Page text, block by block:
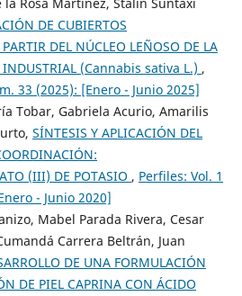
DE CUBIERTOS
DEL NÚCLEO LEÑOSO DE LA
INDUSTRIAL (Cannabis sativa L.) ,
33 (2025): [Enero - Junio 2025]
Tobar, Gabriela Acurio, Amarilis
SÍNTESIS Y APLICACIÓN DEL
(III) DE POTASIO , Perfiles: Vol. 1
- Junio 2020]
Mabel Parada Rivera, Cesar
Carrera Beltrán, Juan
DE UNA FORMULACIÓN
DE PIEL CAPRINA CON ÁCIDO